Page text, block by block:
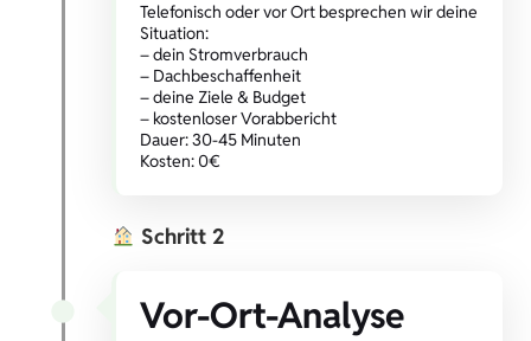
Telefonisch oder vor Ort besprechen wir deine
Situation:
– dein Stromverbrauch
– Dachbeschaffenheit
– deine Ziele & Budget
– kostenloser Vorabbericht
Dauer: 30-45 Minuten
Kosten: 0€
Schritt 2
Vor-Ort-Analyse